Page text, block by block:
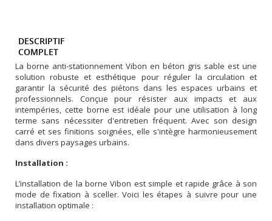
DESCRIPTIF
COMPLET
La borne anti-stationnement Vibon en béton gris sable est une
solution robuste et esthétique pour réguler la circulation et
garantir la sécurité des piétons dans les espaces urbains et
professionnels. Conçue pour résister aux impacts et aux
intempéries, cette borne est idéale pour une utilisation à long
terme sans nécessiter d'entretien fréquent. Avec son design
carré et ses finitions soignées, elle s'intègre harmonieusement
dans divers paysages urbains.
Installation :
L’installation de la borne Vibon est simple et rapide grâce à son
mode de fixation à sceller. Voici les étapes à suivre pour une
installation optimale :